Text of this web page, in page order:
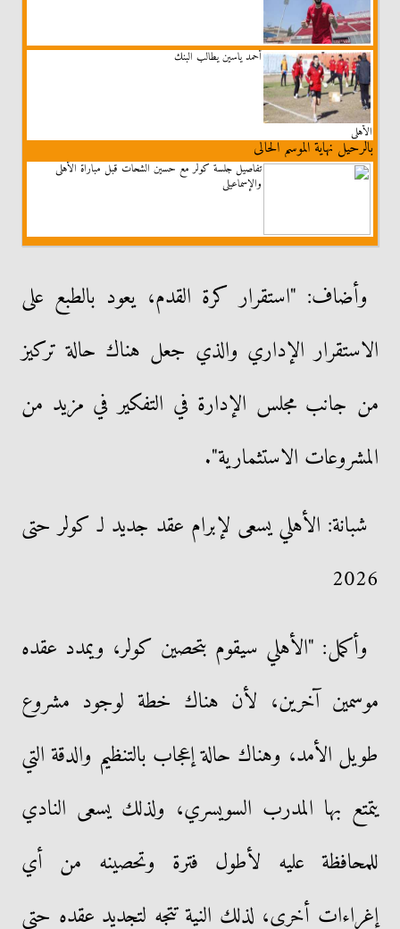
أحمد ياسين يطالب البنك
الأهلى
بالرحيل نهاية الموسم الحالى
تفاصيل جلسة كولر مع حسين الشحات قبل مباراة الأهلى
والإسماعيلى
وأضاف: "استقرار كرة القدم، يعود بالطبع على
الاستقرار الإداري والذي جعل هناك حالة تركيز
من جانب مجلس الإدارة في التفكير في مزيد من
المشروعات الاستثمارية".
شبانة: الأهلي يسعى لإبرام عقد جديد لـ كولر حتى
2026
وأكمل: "الأهلي سيقوم بتحصين كولر، ويمدد عقده
موسمين آخرين، لأن هناك خطة لوجود مشروع
طويل الأمد، وهناك حالة إعجاب بالتنظيم والدقة التي
يتمتع بها المدرب السويسري، ولذلك يسعى النادي
للمحافظة عليه لأطول فترة وتحصينه من أي
إغراءات أخرى، لذلك النية تتجه لتجديد عقده حتى